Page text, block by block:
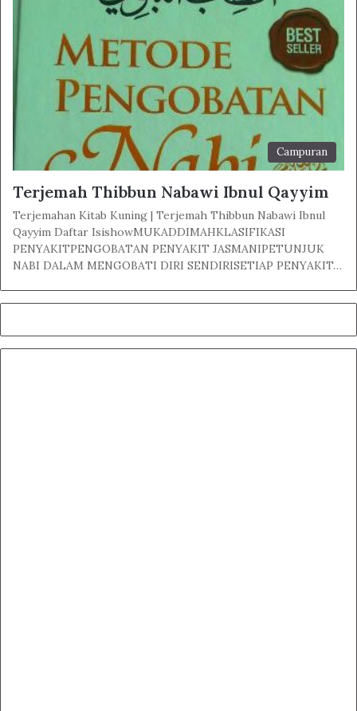
Campuran
Terjemah Thibbun Nabawi Ibnul Qayyim
Terjemahan Kitab Kuning | Terjemah Thibbun Nabawi Ibnul
Qayyim Daftar IsishowMUKADDIMAHKLASIFIKASI
PENYAKITPENGOBATAN PENYAKIT JASMANIPETUNJUK
NABI DALAM MENGOBATI DIRI SENDIRISETIAP PENYAKIT…